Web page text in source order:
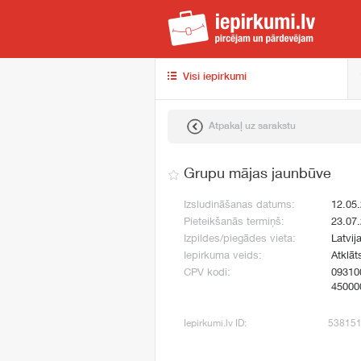
Visi iepirkumi
Atpakaļ uz sarakstu
Grupu mājas jaunbūve
Izsludināšanas datums:
Pieteikšanās termiņš:
Izpildes/piegādes vieta:
Iepirkuma veids:
CPV kodi:
Iepirkumi.lv ID: